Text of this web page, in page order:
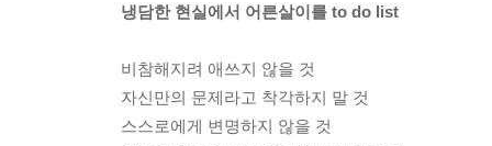
단함을 견뎌내라. 당신이 해야 할 일은 연한 희망
--- 「희망의 근거를 만들 것」 중에서
냉담한 현실에서 어른살이를 to do list
비참해지려 애쓰지 않을 것
자신만의 문제라고 착각하지 말 것
스스로에게 변명하지 않을 것